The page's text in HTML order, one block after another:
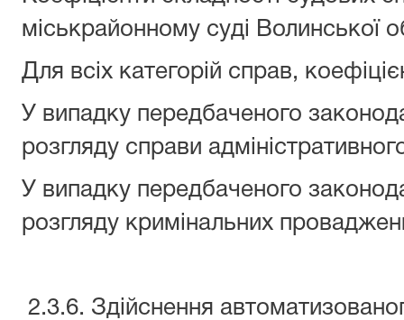
міськрайонному суді Волинської
Для всіх категорій справ,
У випадку передбаченого
розгляду справи
У випадку передбаченого
розгляду кримінальних
2.3.6. Здійснення